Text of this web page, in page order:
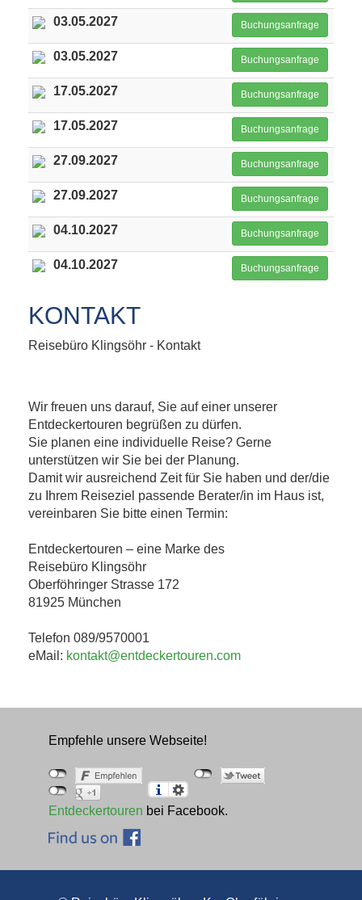
03.05.2027 Buchungsanfrage
03.05.2027 Buchungsanfrage
17.05.2027 Buchungsanfrage
17.05.2027 Buchungsanfrage
27.09.2027 Buchungsanfrage
27.09.2027 Buchungsanfrage
04.10.2027 Buchungsanfrage
04.10.2027 Buchungsanfrage
KONTAKT
Reisebüro Klingsöhr - Kontakt
Wir freuen uns darauf, Sie auf einer unserer
Entdeckertouren begrüßen zu dürfen.
Sie planen eine individuelle Reise? Gerne
unterstützen wir Sie bei der Planung.
Damit wir ausreichend Zeit für Sie haben und der/die
zu Ihrem Reiseziel passende Berater/in im Haus ist,
vereinbaren Sie bitte einen Termin:
Entdeckertouren – eine Marke des
Reisebüro Klingsöhr
Oberföhringer Strasse 172
81925 München
Telefon 089/9570001
eMail: kontakt@entdeckertouren.com
Empfehle unsere Webseite!
Entdeckertouren bei Facebook.